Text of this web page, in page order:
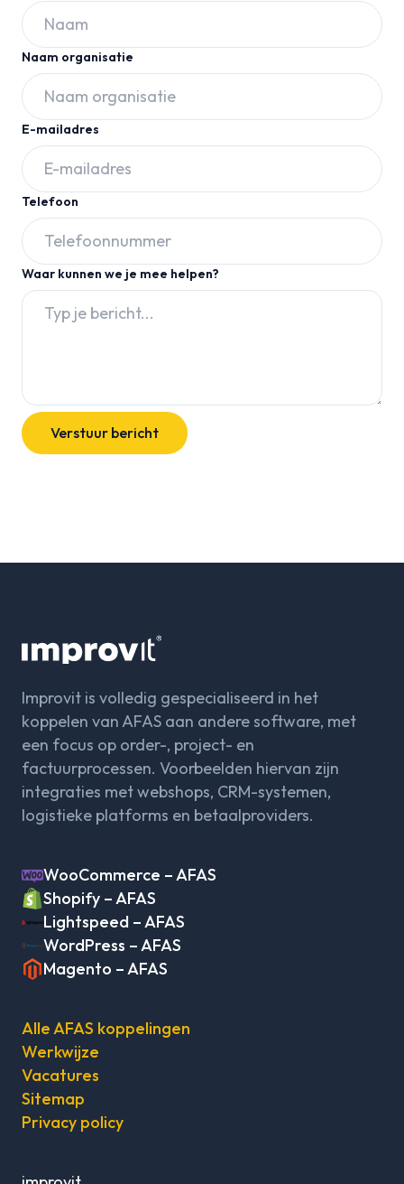
Naam organisatie
E-mailadres
Telefoon
Waar kunnen we je mee helpen?
Verstuur bericht
Improvit is volledig gespecialiseerd in het
koppelen van AFAS aan andere software, met
een focus op order-, project- en
factuurprocessen. Voorbeelden hiervan zijn
integraties met webshops, CRM-systemen,
logistieke platforms en betaalproviders.
WooCommerce – AFAS
Shopify – AFAS
Lightspeed – AFAS
WordPress – AFAS
Magento – AFAS
Alle AFAS koppelingen
Werkwijze
Vacatures
Sitemap
Privacy policy